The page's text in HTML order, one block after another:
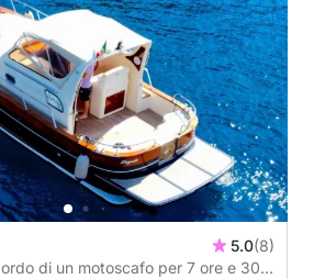
5.0(8)
di un motoscafo per 7 ore e 30